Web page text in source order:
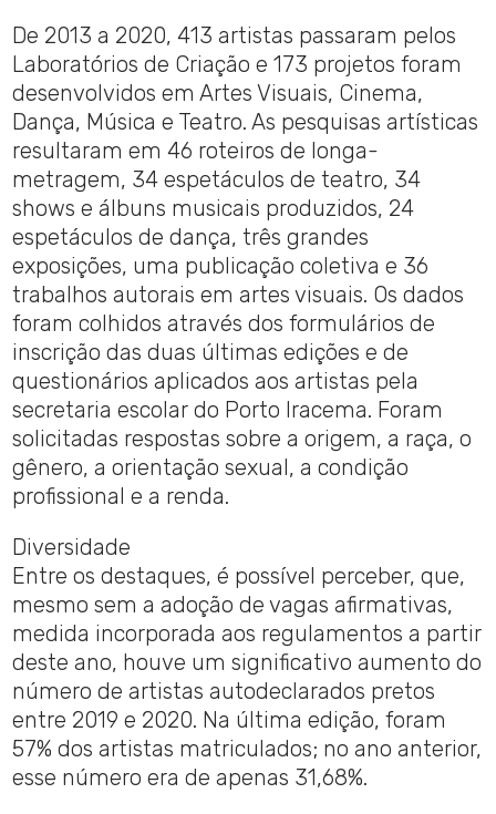
De 2013 a 2020, 413 artistas passaram pelos
Laboratórios de Criação e 173 projetos foram
desenvolvidos em Artes Visuais, Cinema,
Dança, Música e Teatro. As pesquisas artísticas
resultaram em 46 roteiros de longa-
metragem, 34 espetáculos de teatro, 34
shows e álbuns musicais produzidos, 24
espetáculos de dança, três grandes
exposições, uma publicação coletiva e 36
trabalhos autorais em artes visuais. Os dados
foram colhidos através dos formulários de
inscrição das duas últimas edições e de
questionários aplicados aos artistas pela
secretaria escolar do Porto Iracema. Foram
solicitadas respostas sobre a origem, a raça, o
gênero, a orientação sexual, a condição
profissional e a renda.
Diversidade
Entre os destaques, é possível perceber, que,
mesmo sem a adoção de vagas afirmativas,
medida incorporada aos regulamentos a partir
deste ano, houve um significativo aumento do
número de artistas autodeclarados pretos
entre 2019 e 2020. Na última edição, foram
57% dos artistas matriculados; no ano anterior,
esse número era de apenas 31,68%.